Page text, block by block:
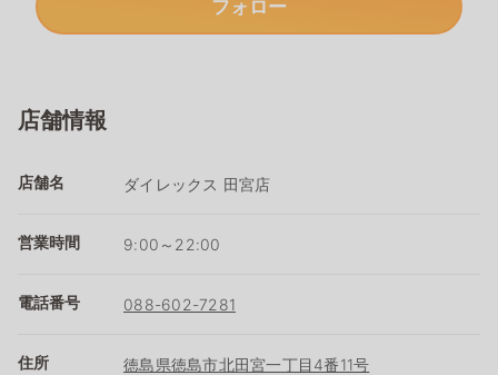
フォロー
店舗情報
店舗名 ダイレックス 田宮店
営業時間 9:00～22:00
電話番号 088-602-7281
住所 徳島県徳島市北田宮一丁目4番11号